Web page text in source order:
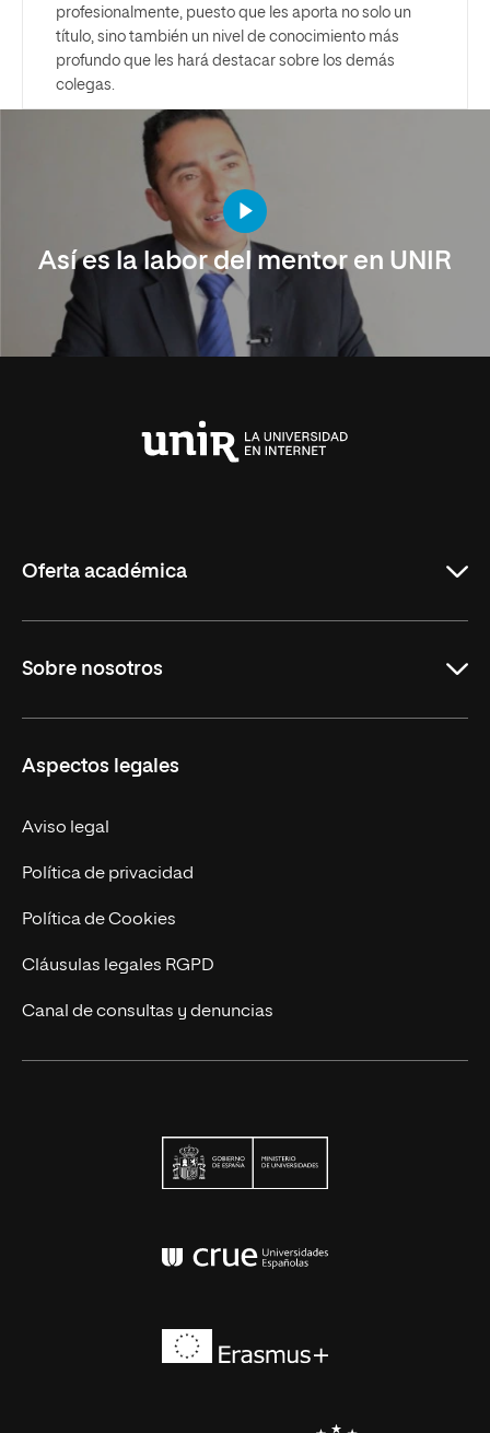
profesionalmente, puesto que les aporta no solo un
título, sino también un nivel de conocimiento más
profundo que les hará destacar sobre los demás
colegas.
Así es la labor del mentor en UNIR
Oferta académica
Maestrías
Sobre nosotros
Trabaja en UNIR
Actualidad
Contacto
Aspectos legales
Aviso legal
Política de privacidad
Política de Cookies
Cláusulas legales RGPD
Canal de consultas y denuncias
Conferencia de